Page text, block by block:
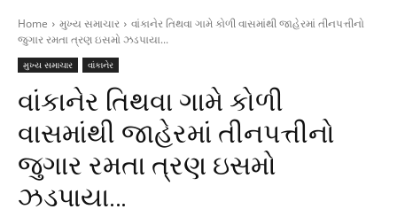
Home મુખ્ય સમાચાર
વાંકાનેર તિથવા ગામે કોળી વાસમાંથી જાહેરમાં તીનપત્તીનો
જુગાર રમતા ત્રણ ઇસમો ઝડપાયા...
મુખ્ય સમાચાર વાંકાનેર
વાંકાનેર તિથવા ગામે કોળી
વાસમાંથી જાહેરમાં તીનપત્તીનો
જુગાર રમતા ત્રણ ઇસમો
ઝડપાયા…